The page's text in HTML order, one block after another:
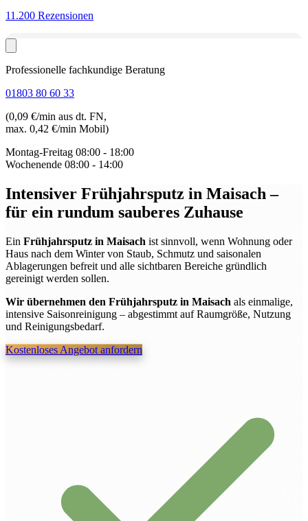
11.200 Rezensionen
Professionelle fachkundige Beratung
01803 80 60 33
(0,09 €/min aus dt. FN,
max. 0,42 €/min Mobil)
Montag-Freitag 08:00 - 18:00
Wochenende 08:00 - 14:00
Intensiver Frühjahrsputz in Maisach–
für ein rundum sauberes Zuhause
Ein Frühjahrsputz in Maisach ist sinnvoll, wenn Wohnung oder
Haus nach dem Winter von Staub, Schmutz und saisonalen
Ablagerungen befreit und alle sichtbaren Bereiche gründlich
gereinigt werden sollen.
Wir übernehmen den Frühjahrsputz in Maisach als einmalige,
intensive Saisonreinigung – abgestimmt auf Raumgröße, Nutzung
und Reinigungsbedarf.
Kostenloses Angebot anfordern